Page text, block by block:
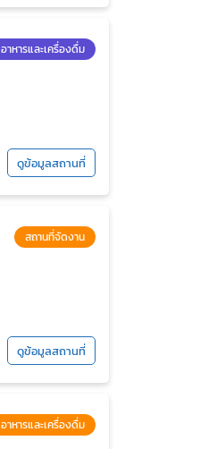
อาหารและเครื่องดื่ม
ดูข้อมูลสถานที่
สถานที่จัดงาน
ดูข้อมูลสถานที่
อาหารและเครื่องดื่ม